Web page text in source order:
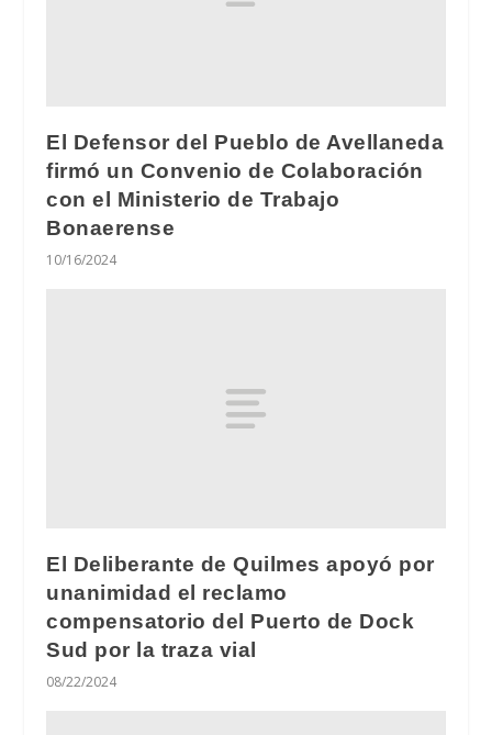
El Defensor del Pueblo de Avellaneda
firmó un Convenio de Colaboración
con el Ministerio de Trabajo
Bonaerense
10/16/2024
El Deliberante de Quilmes apoyó por
unanimidad el reclamo
compensatorio del Puerto de Dock
Sud por la traza vial
08/22/2024